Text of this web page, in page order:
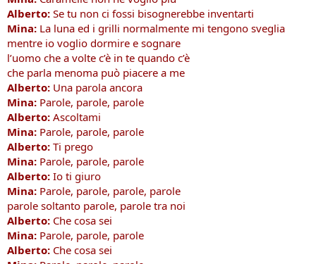
Alberto: Se tu non ci fossi bisognerebbe inventarti
Mina: La luna ed i grilli normalmente mi tengono sveglia
mentre io voglio dormire e sognare
l’uomo che a volte c’è in te quando c’è
che parla menoma può piacere a me
Alberto: Una parola ancora
Mina: Parole, parole, parole
Alberto: Ascoltami
Mina: Parole, parole, parole
Alberto: Ti prego
Mina: Parole, parole, parole
Alberto: Io ti giuro
Mina: Parole, parole, parole, parole
parole soltanto parole, parole tra noi
Alberto: Che cosa sei
Mina: Parole, parole, parole
Alberto: Che cosa sei